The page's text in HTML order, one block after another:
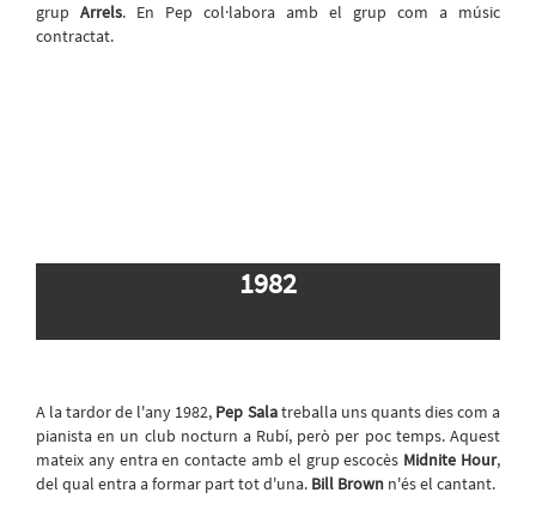
grup Arrels. En Pep col·labora amb el grup com a músic
contractat.
1982
A la tardor de l'any 1982, Pep Salatreballa uns quants dies com a
pianista en un club nocturn a Rubí, però per poc temps. Aquest
mateix any entra en contacte amb el grup escocès Midnite Hour,
del qual entra a formar part tot d'una. Bill Brown n'és el cantant.